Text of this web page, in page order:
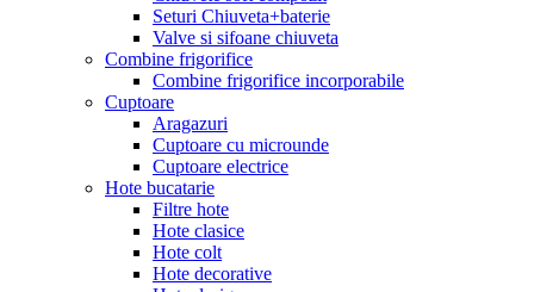
Seturi Chiuveta+baterie
Valve si sifoane chiuveta
Combine frigorifice
Combine frigorifice incorporabile
Cuptoare
Aragazuri
Cuptoare cu microunde
Cuptoare electrice
Hote bucatarie
Filtre hote
Hote clasice
Hote colt
Hote decorative